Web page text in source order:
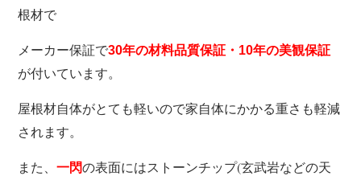
根材で
メーカー保証で30年の材料品質保証・10年の美観保証
が付いています。
屋根材自体がとても軽いので家自体にかかる重さも軽減
されます。
また、一閃の表面にはストーンチップ(玄武岩などの天